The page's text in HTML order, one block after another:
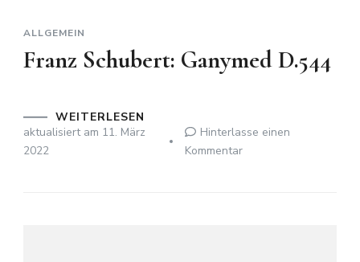
ALLGEMEIN
Franz Schubert: Ganymed D.544
WEITERLESEN
aktualisiert am 11. März
2022
Hinterlasse einen
Kommentarzu